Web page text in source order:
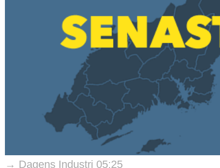
→ Dagens Industri 05:25